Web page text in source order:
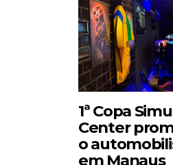
1ª Copa
Center
o
em Manaus